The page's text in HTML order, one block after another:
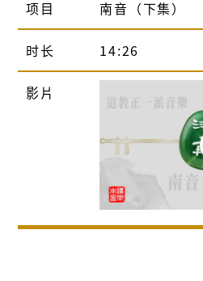
项目 南音（下集）
时长 14:26
影片